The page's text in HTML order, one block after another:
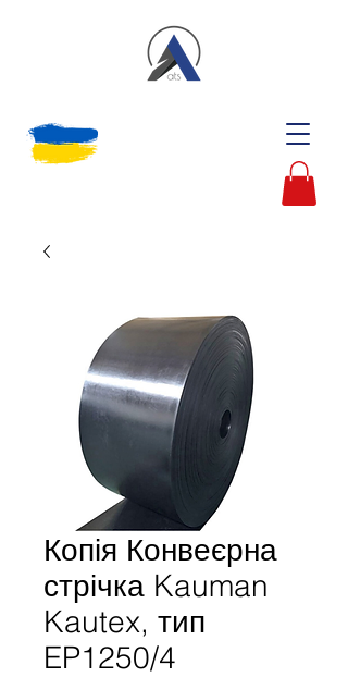
Копія Конвеєрна
стрічка Kauman
Kautex, тип
EP1250/4